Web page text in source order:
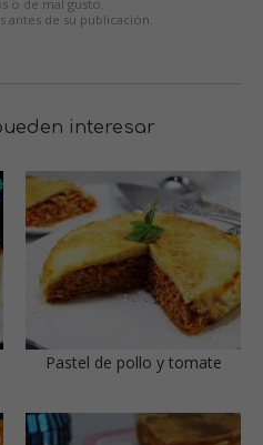
o de mal gusto.
antes de su publicación.
interesar
Pastel de pollo y tomate